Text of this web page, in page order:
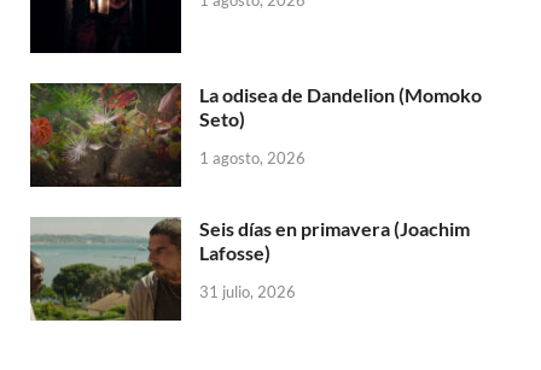
La odisea de Dandelion (Momoko
Seto)
1 agosto, 2026
Seis días en primavera (Joachim
Lafosse)
31 julio, 2026